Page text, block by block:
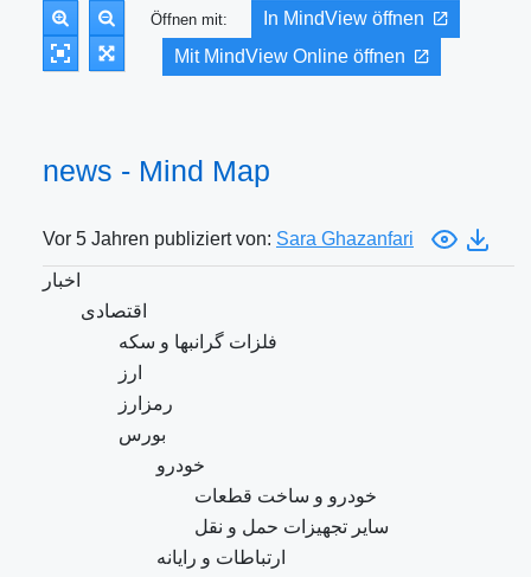
Öffnen mit:
In MindView öffnen
Mit MindView Online öffnen
news - Mind Map
Vor 5 Jahren publiziert von: Sara Ghazanfari
اخبار
اقتصادی
فلزات گرانبها و سکه
ارز
رمزارز
بورس
خودرو
خودرو و ساخت قطعات
ساير تجهيزات حمل و نقل
ارتباطات و رایانه